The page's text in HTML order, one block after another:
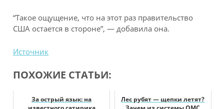
“Такое ощущение, что на этот раз правительство
США остается в стороне”, — добавила она.
Источник
ПОХОЖИЕ СТАТЬИ:
За острый язык: на
Лес рубят — щепки летят?